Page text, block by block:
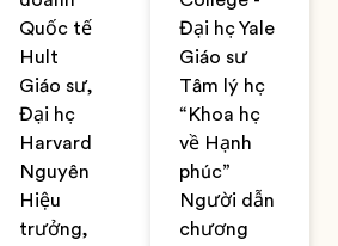
Quốc tế
Hult
Giáo sư,
Đại học
Harvard
Nguyên
Hiệu
trưởng,
Đại học Yale
Giáo sư
Tâm lý học
“Khoa học
về Hạnh
phúc”
Người dẫn
chương